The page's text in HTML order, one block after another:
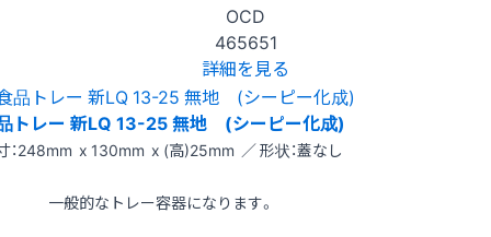
OCD
465651
詳細を見る
トレー 新LQ 13-25 無地 (シーピー化成)
：248mm x 130mm x (高)25mm ／ 形状：蓋なし
一般的なトレー容器になります。